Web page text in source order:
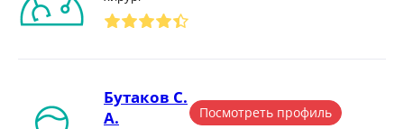
Бутаков С.
А.
Посмотреть профиль